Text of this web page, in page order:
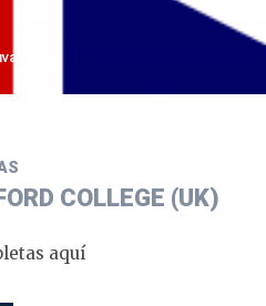
COLLEGE (UK)
aquí